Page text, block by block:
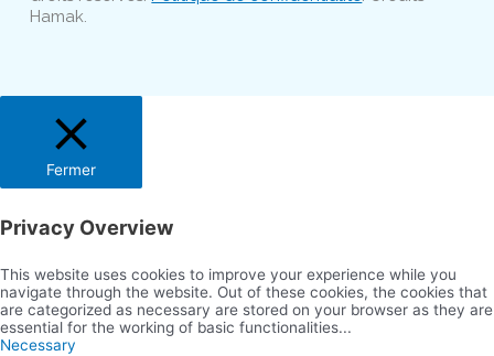
Hamak.
Fermer
Privacy Overview
This website uses cookies to improve your experience while you
navigate through the website. Out of these cookies, the cookies that
are categorized as necessary are stored on your browser as they are
essential for the working of basic functionalities...
Necessary